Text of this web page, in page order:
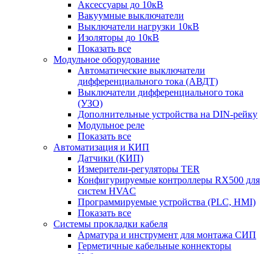
Аксессуары до 10кВ
Вакуумные выключатели
Выключатели нагрузки 10кВ
Изоляторы до 10кВ
Показать все
Модульное оборудование
Автоматические выключатели
дифференциального тока (АВДТ)
Выключатели дифференциального тока
(УЗО)
Дополнительные устройства на DIN-рейку
Модульное реле
Показать все
Автоматизация и КИП
Датчики (КИП)
Измерители-регуляторы TER
Конфигурируемые контроллеры RX500 для
систем HVAC
Программируемые устройства (PLC, HMI)
Показать все
Системы прокладки кабеля
Арматура и инструмент для монтажа СИП
Герметичные кабельные коннекторы